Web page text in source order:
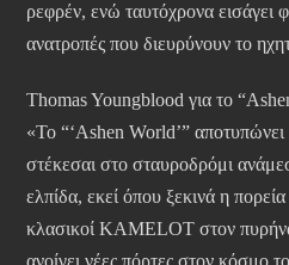
ρεφρέν, ενώ ταυτόχρονα εισάγει
ανατροπές που διευρύνουν το
Thomas Youngblood για το
«Το “‘Ashen World’” αποτυπώνει
στέκεσαι στο σταυροδρόμι
ελπίδα, εκεί όπου ξεκινά η
κλασικοί KAMELOT στον